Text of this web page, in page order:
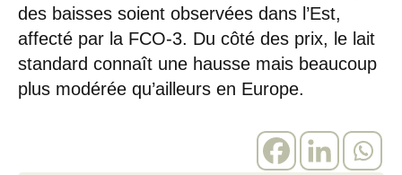
des baisses soient observées dans l’Est,
affecté par la FCO-3. Du côté des prix, le lait
standard connaît une hausse mais beaucoup
plus modérée qu’ailleurs en Europe.